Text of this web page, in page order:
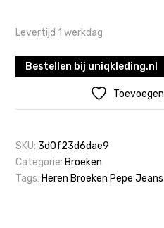
Levertijd 1 werkdag
Bestellen bij uniqkleding.nl
SKU: 3d0f23d6dae9
Categorie: Broeken
Tags: Heren Broeken Pepe Jeans